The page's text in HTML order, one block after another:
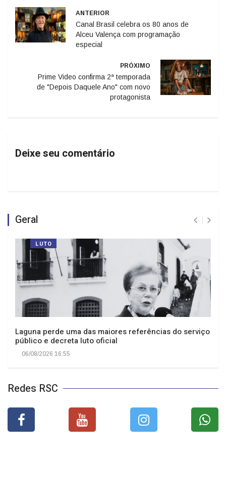
ANTERIOR
Canal Brasil celebra os 80 anos de
Alceu Valença com programação
especial
PRÓXIMO
Prime Video confirma 2ª temporada
de "Depois Daquele Ano" com novo
protagonista
Deixe seu comentário
Geral
LUTO
Laguna perde uma das maiores referências do serviço
público e decreta luto oficial
06/08/2026 16:55
Redes RSC